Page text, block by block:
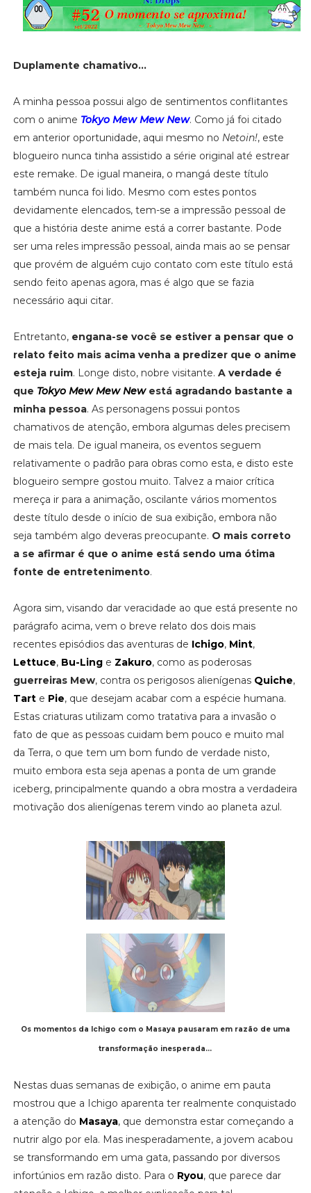
Duplamente chamativo...
A minha pessoa possui algo de sentimentos conflitantes
com o anime Tokyo Mew Mew New. Como já foi citado
em anterior oportunidade, aqui mesmo no Netoin!, este
blogueiro nunca tinha assistido a série original até estrear
este remake. De igual maneira, o mangá deste título
também nunca foi lido. Mesmo com estes pontos
devidamente elencados, tem-se a impressão pessoal de
que a história deste anime está a correr bastante. Pode
ser uma reles impressão pessoal, ainda mais ao se pensar
que provém de alguém cujo contato com este título está
sendo feito apenas agora, mas é algo que se fazia
necessário aqui citar.
Entretanto, engana-se você se estiver a pensar que o
relato feito mais acima venha a predizer que o anime
esteja ruim. Longe disto, nobre visitante. A verdade é
que Tokyo Mew Mew Newestá agradando bastante a
minha pessoa. As personagens possui pontos
chamativos de atenção, embora algumas deles precisem
de mais tela. De igual maneira, os eventos seguem
relativamente o padrão para obras como esta, e disto este
blogueiro sempre gostou muito. Talvez a maior crítica
mereça ir para a animação, oscilante vários momentos
deste título desde o início de sua exibição, embora não
seja também algo deveras preocupante. O mais correto
a se afirmar é que o anime está sendo uma ótima
fonte de entretenimento.
Agora sim, visando dar veracidade ao que está presente no
parágrafo acima, vem o breve relato dos dois mais
recentes episódios das aventuras de Ichigo, Mint,
Lettuce, Bu-Linge Zakuro, como as poderosas
guerreiras Mew, contra os perigosos alienígenas Quiche,
Tarte Pie, que desejam acabar com a espécie humana.
Estas criaturas utilizam como tratativa para a invasão o
fato de que as pessoas cuidam bem pouco e muito mal
da Terra, o que tem um bom fundo de verdade nisto,
muito embora esta seja apenas a ponta de um grande
iceberg, principalmente quando a obra mostra a verdadeira
motivação dos alienígenas terem vindo ao planeta azul.
Os momentos da Ichigo com o Masaya pausaram em razão de uma
transformação inesperada...
Nestas duas semanas de exibição, o anime em pauta
mostrou que a Ichigo aparenta ter realmente conquistado
a atenção do Masaya, que demonstra estar começando a
nutrir algo por ela. Mas inesperadamente, a jovem acabou
se transformando em uma gata, passando por diversos
infortúnios em razão disto. Para o Ryou, que parece dar